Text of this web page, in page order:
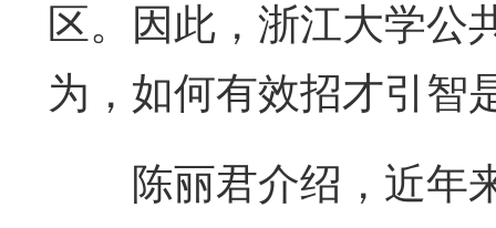
区。因此，浙江大学公
为，如何有效招才引智
陈丽君介绍，近年来